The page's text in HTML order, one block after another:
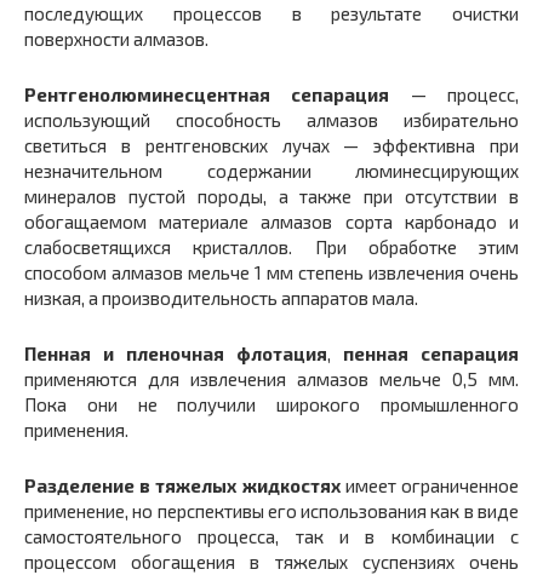
последующих процессов в результате очистки
поверхности алмазов.
Рентгенолюминесцентная сепарация — процесс,
использующий способность алмазов избирательно
светиться в рентгеновских лучах — эффективна при
незначительном содержании люминесцирующих
минералов пустой породы, а также при отсутствии в
обогащаемом материале алмазов сорта карбонадо и
слабосветящихся кристаллов. При обработке этим
способом алмазов мельче 1 мм степень извлечения очень
низкая, а производительность аппаратов мала.
Пенная и пленочная флотация, пенная сепарация
применяются для извлечения алмазов мельче 0,5 мм.
Пока они не получили широкого промышленного
применения.
Разделение в тяжелых жидкостяхимеет ограниченное
применение, но перспективы его использования как в виде
самостоятельного процесса, так и в комбинации с
процессом обогащения в тяжелых суспензиях очень